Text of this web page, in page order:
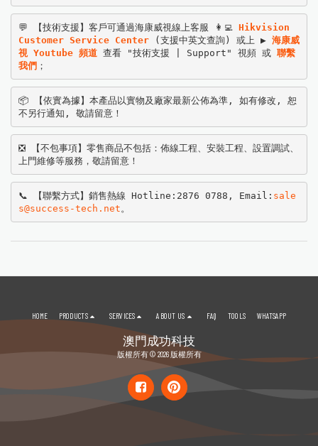
💬 【技術支援】客戶可通過海康威視線上客服 👩‍💻 Hikvision
Customer Service Center (支援中英文查詢) 或上 ▶️ 海康威
視 Youtube 頻道 查看 "技術支援 | Support" 視頻 或 聯繫
我們；
📦 【依實為據】本產品以實物及廠家最新公佈為準, 如有修改, 恕
不另行通知, 敬請留意！
❎ 【不包事項】零售商品不包括：佈線工程、安裝工程、設置調試、
上門維修等服務，敬請留意！
📞 【聯繫方式】銷售熱線 Hotline:2876 0788, Email: sale
s@success-tech.net 。
澳門成功科技
版權所有 © 2026 版權所有
HOME PRODUCTS SERVICES ABOUT US FAQ TOOLS WHATSAPP